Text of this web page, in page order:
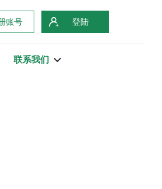
账号 登陆
联系我们